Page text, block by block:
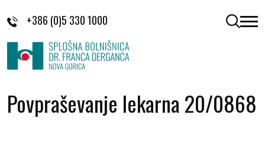
+386 (0)5 330 1000 odpri
Povpraševanje lekarna 20/0868